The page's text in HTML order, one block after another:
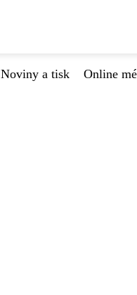
Noviny a tisk Online